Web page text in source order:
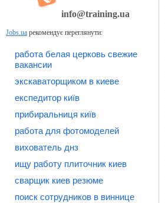
info@training.ua
Jobs.ua рекомендує переглянути:
работа белая церковь свежие
вакансии
экскаваторщиком в киеве
експедитор київ
прибиральниця київ
работа для фотомоделей
вихователь днз
ищу работу плиточник киев
сварщик киев резюме
поиск сотрудников в виннице